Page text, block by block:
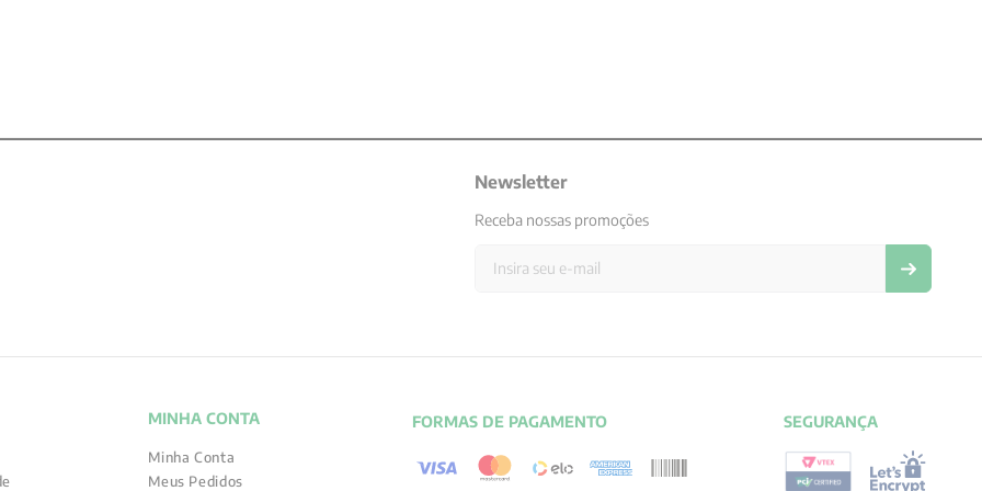
Newsletter
Receba nossas promoções
MINHA CONTA
Minha Conta
Meus Pedidos
FORMAS DE PAGAMENTO SEGURANÇA